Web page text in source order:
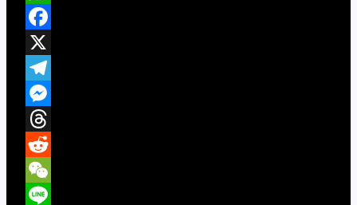
WhatsApp
Facebook
X
Telegram
Messenger
Threads
Reddit
WeChat